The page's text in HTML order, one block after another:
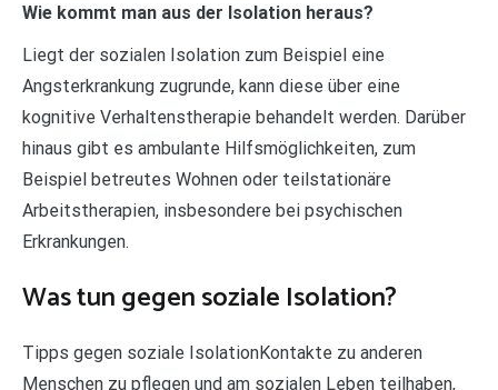
Wie kommt man aus der Isolation heraus?
Liegt der sozialen Isolation zum Beispiel eine
Angsterkrankung zugrunde, kann diese über eine
kognitive Verhaltenstherapie behandelt werden. Darüber
hinaus gibt es ambulante Hilfsmöglichkeiten, zum
Beispiel betreutes Wohnen oder teilstationäre
Arbeitstherapien, insbesondere bei psychischen
Erkrankungen.
Was tun gegen soziale Isolation?
Tipps gegen soziale IsolationKontakte zu anderen
Menschen zu pflegen und am sozialen Leben teilhaben,